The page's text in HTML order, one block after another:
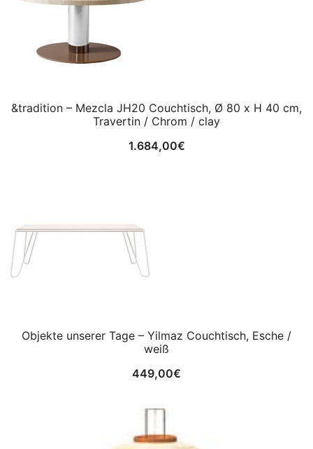
&tradition – Mezcla JH20 Couchtisch, Ø 80 x H 40 cm,
Travertin / Chrom / clay
1.684,00€
Objekte unserer Tage – Yilmaz Couchtisch, Esche /
weiß
449,00€